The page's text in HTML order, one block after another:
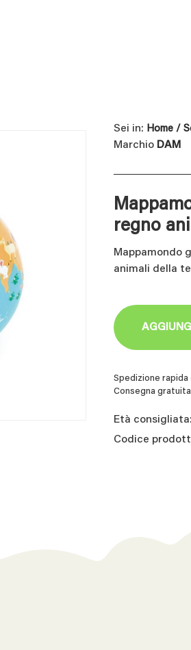
Sei in: Home /
Marchio DAM
regno
Mappamondo
animali della
Spedizione
Consegna
Età consigliata:
Codice